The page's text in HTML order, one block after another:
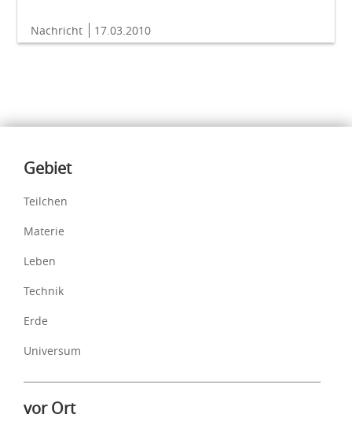
Nachricht 17.03.2010
Inhalte
Gebiet
Teilchen
Materie
Leben
Technik
Erde
Universum
vor Ort